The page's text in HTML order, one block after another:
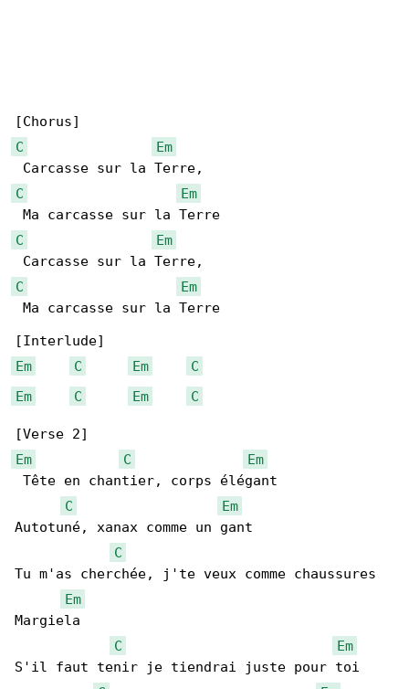
C
Em
C
Em
C
Em
C
Em
Ma carcasse sur la Terre
Em
C Em
C
Em
C Em C
Em
C
Em
Tête en chantier, corps élégant
C
Em
Autotuné, xanax comme un gant
C
Tu m'as cherchée, j'te veux comme chaussures
Em
Margiela
C
Em
S'il faut tenir je tiendrai juste pour toi